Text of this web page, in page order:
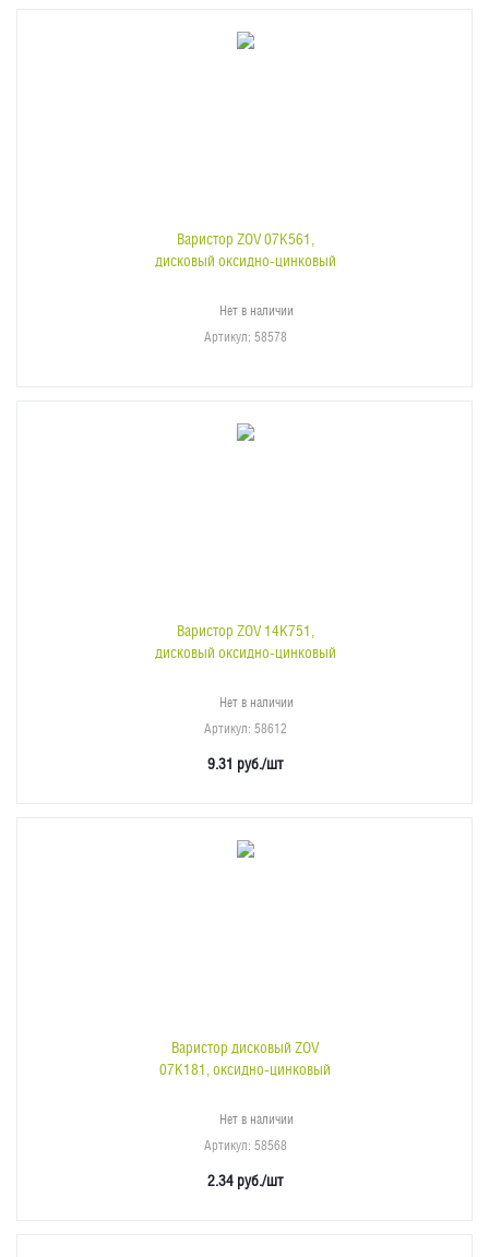
Варистор ZOV 07K561,
дисковый оксидно-цинковый
Нет в наличии
Артикул: 58578
Варистор ZOV 14K751,
дисковый оксидно-цинковый
Нет в наличии
Артикул: 58612
9.31 руб./шт
Варистор дисковый ZOV
07K181, оксидно-цинковый
Нет в наличии
Артикул: 58568
2.34 руб./шт